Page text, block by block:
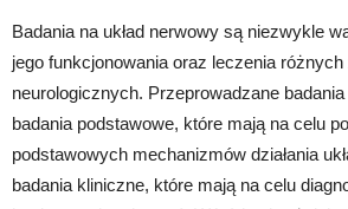
Badania na układ nerwowy są niezwykle
jego funkcjonowania oraz leczenia
neurologicznych. Przeprowadzane
badania podstawowe, które mają na celu
podstawowych mechanizmów działania
badania kliniczne, które mają na celu